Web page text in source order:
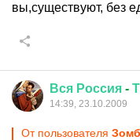
вы,существуют, без
Вся Россия -
14:39, 23.10.2009
От пользователя